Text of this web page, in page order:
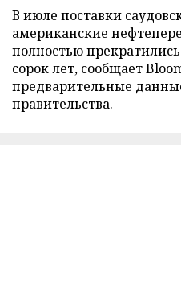
В июле поставки
американские
полностью
сорок лет, сообщает
предварительные
правительства.